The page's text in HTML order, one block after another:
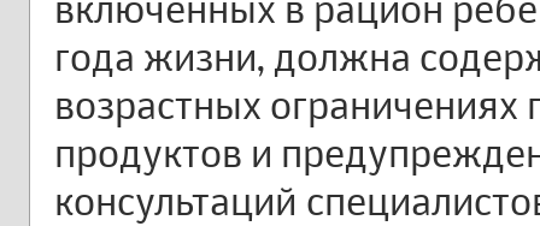
года жизни, должна
возрастных ограничениях
продуктов и
консультаций